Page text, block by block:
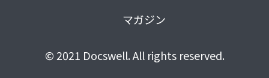
マガジン
© 2021 Docswell. All rights reserved.